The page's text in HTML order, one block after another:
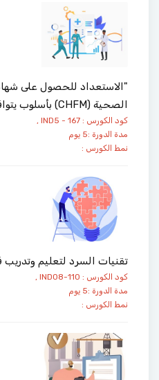
"الاستعداد للحصول على
الصحية (CHFM) بأسلوب يتوافق مع محركات البحث"
كود الكورس : IND5 - 167 ,
مدة الدورة :5 يوم
نمط الكورس :
تقنيات السرد لتعليم
كود الكورس : IND08-110 ,
مدة الدورة :5 يوم
نمط الكورس :